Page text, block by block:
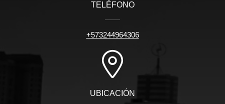
TELÉFONO
+573244964306
UBICACIÓN